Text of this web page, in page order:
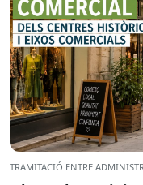
TRAMITACIÓ ENTRE